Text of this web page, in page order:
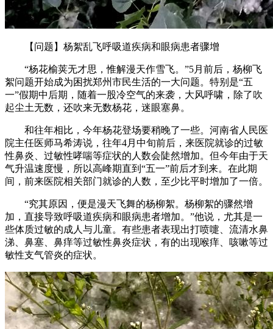
【问题】杨絮乱飞呼吸道疾病和眼病患者骤增
“杨花榆荚无才思，惟解漫天作雪飞。”5月前后，杨柳飞
絮问题开始成为困扰郑州市民生活的一大问题。特别是“五
一”假期中后期，随着一股冷空气的来袭，大风呼啸，除了吹
起尘土无数，还吹来无数杨花，迷眼塞鼻。
和往年相比，今年杨花登场要稍晚了一些。河南省人民医
院主任医师马希涛说，往年4月中旬前后，来医院就诊的过敏
性鼻炎、过敏性哮喘等症状的人数会陡然增加。但今年由于天
气升温速度慢，所以高峰期直到“五一”前后才到来。在此期
间，前来医院相关部门就诊的人数，至少比平时增加了一倍。
“究其原因，便是漫天飞舞的杨柳絮。杨柳絮的骤然增
加，直接导致呼吸道疾病和眼病患者增加。”他说，尤其是一
些体质过敏的成人与儿童。有些患者表现出打喷嚏、流清水鼻
涕、鼻塞、鼻痒等过敏性鼻炎症状，有的出现喉痒、咳嗽等过
敏性支气管炎的症状。